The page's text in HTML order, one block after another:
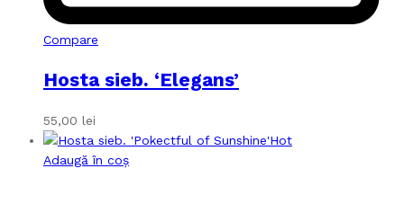
Compare
Hosta sieb. ‘Elegans’
55,00 lei
Hot
Adaugă în coș